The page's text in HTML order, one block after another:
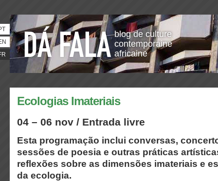
blog de culture
contemporaine
africaine
Ecologias Imateriais
04 – 06 nov / Entrada livre
Esta programação inclui conversas,
sessões de poesia e outras práticas
reflexões sobre as dimensões imateriais e
da ecologia.